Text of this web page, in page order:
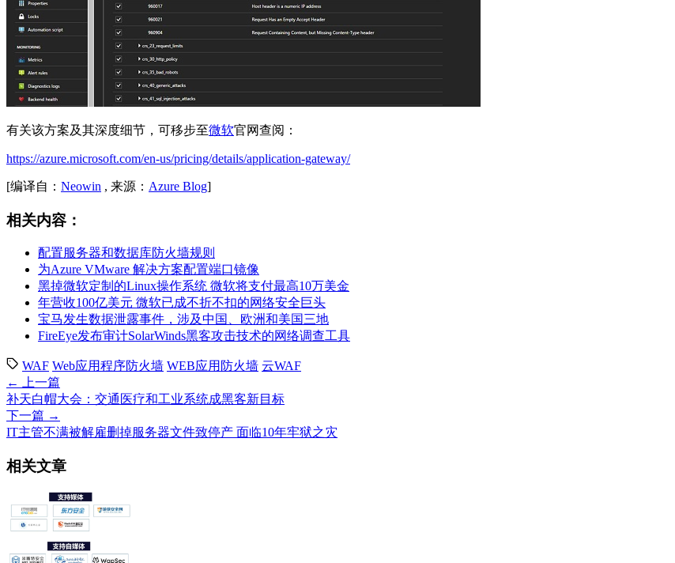
有关该方案及其深度细节，可移步至微软官网查阅：
https://azure.microsoft.com/en-us/pricing/details/application-gateway/
[编译自： Neowin , 来源： Azure Blog]
相关内容：
配置服务器和数据库防火墙规则
为Azure VMware 解决方案配置端口镜像
黑掉微软定制的Linux操作系统 微软将支付最高10万美金
年营收100亿美元 微软已成不折不扣的网络安全巨头
宝马发生数据泄露事件，涉及中国、欧洲和美国三地
FireEye发布审计SolarWinds黑客攻击技术的网络调查工具
WAF Web应用程序防火墙 WEB应用防火墙 云WAF
← 上一篇
补天白帽大会：交通医疗和工业系统成黑客新目标
下一篇 →
IT主管不满被解雇删掉服务器文件致停产 面临10年牢狱之灾
相关文章